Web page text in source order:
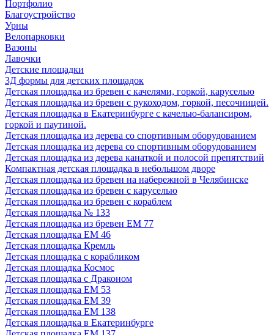
Портфолио
Благоустройство
Урны
Велопарковки
Вазоны
Лавочки
Детские площадки
3Д формы для детских площадок
Детская площадка из бревен с качелями, горкой, каруселью
Детская площадка из бревен с рукоходом, горкой, песочницей.
Детская площадка в Екатеринбурге с качелью-балансиром,
горкой и паутиной.
Детская площадка из дерева со спортивным оборудованием
Детская площадка из дерева со спортивным оборудованием
Детская площадка из дерева канаткой и полосой препятствий
Компактная детская площадка в небольшом дворе
Детская площадка из бревен на набережной в Челябинске
Детская площадка из бревен с каруселью
Детская площадка из бревен с кораблем
Детская площадка № 133
Детская площадка из бревен ЕМ 77
Детская площадка ЕМ 46
Детская площадка Кремль
Детская площадка с корабликом
Детская площадка Космос
Детская площадка с Драконом
Детская площадка ЕМ 53
Детская площадка ЕМ 39
Детская площадка ЕМ 138
Детская площадка в Екатеринбурге